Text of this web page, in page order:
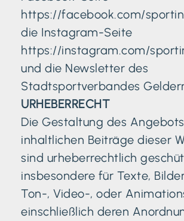
https://facebook.com/
die Instagram-Seite
https://instagram.com/
und die Newsletter des
Stadtsportverbandes
URHEBERRECHT
Die Gestaltung des
inhaltlichen Beiträge dieser
sind urheberrechtlich
insbesondere für Texte,
Ton-, Video-, oder
einschließlich deren